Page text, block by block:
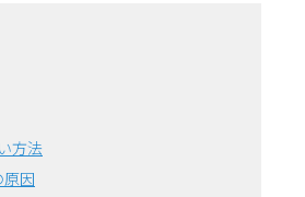
方法
因